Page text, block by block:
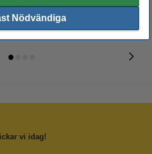
Nödvändiga
vi idag!